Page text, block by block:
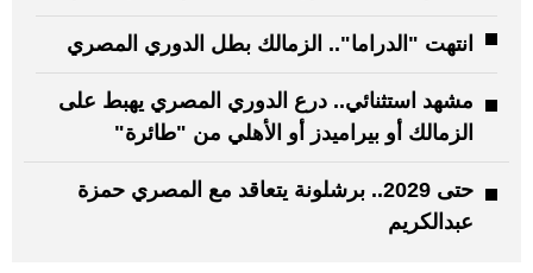
انتهت "الدراما".. الزمالك بطل الدوري المصري
مشهد استثنائي.. درع الدوري المصري يهبط على
الزمالك أو بيراميدز أو الأهلي من "طائرة"
حتى 2029.. برشلونة يتعاقد مع المصري حمزة
عبدالكريم